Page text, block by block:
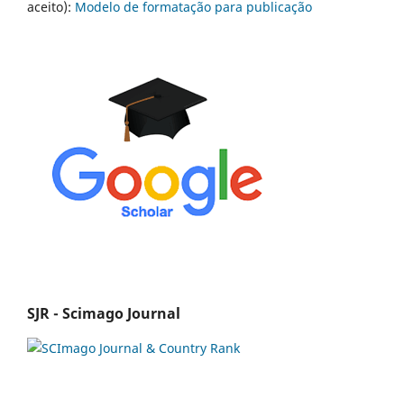
aceito): Modelo de formatação para publicação
SJR - Scimago Journal